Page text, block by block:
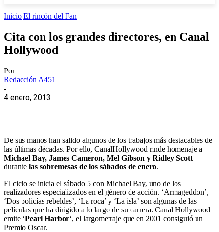
Inicio El rincón del Fan
Cita con los grandes directores, en Canal
Hollywood
Por
Redacción A451
-
4 enero, 2013
De sus manos han salido algunos de los trabajos más destacables de
las últimas décadas. Por ello, CanalHollywood rinde homenaje a
Michael Bay, James Cameron, Mel Gibson y Ridley Scott
durante las sobremesas de los sábados de enero.
El ciclo se inicia el sábado 5 con Michael Bay, uno de los
realizadores especializados en el género de acción. ‘Armageddon’,
‘Dos policías rebeldes’, ‘La roca’ y ‘La isla’ son algunas de las
películas que ha dirigido a lo largo de su carrera. Canal Hollywood
emite ‘Pearl Harbor‘, el largometraje que en 2001 consiguió un
Premio Oscar.